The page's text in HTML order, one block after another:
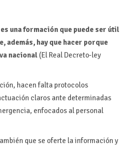
una formación que puede ser útil
además, hay que hacer porque
nacional(El Real Decreto-ley
hacen falta protocolos
claros ante determinadas
enfocados al personal
que se oferte la información y